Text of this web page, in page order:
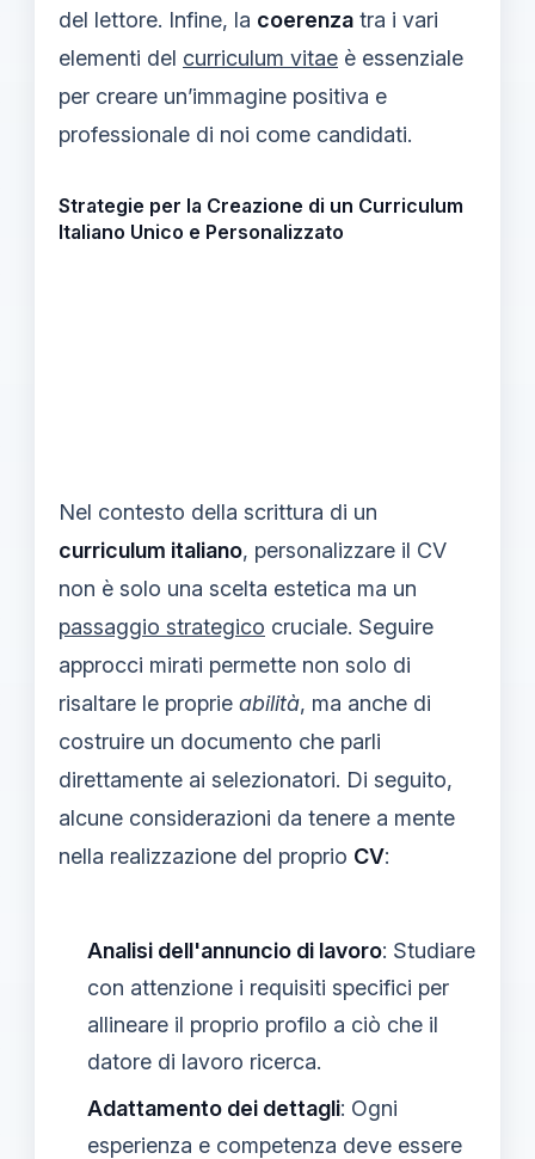
del lettore. Infine, la coerenza tra i vari
elementi del curriculum vitae è essenziale
per creare un’immagine positiva e
professionale di noi come candidati.
Strategie per la Creazione di un Curriculum
Italiano Unico e Personalizzato
Nel contesto della scrittura di un
curriculum italiano, personalizzare il CV
non è solo una scelta estetica ma un
passaggio strategico cruciale. Seguire
approcci mirati permette non solo di
risaltare le proprie abilità, ma anche di
costruire un documento che parli
direttamente ai selezionatori. Di seguito,
alcune considerazioni da tenere a mente
nella realizzazione del proprio CV:
Analisi dell'annuncio di lavoro: Studiare
con attenzione i requisiti specifici per
allineare il proprio profilo a ciò che il
datore di lavoro ricerca.
Adattamento dei dettagli: Ogni
esperienza e competenza deve essere